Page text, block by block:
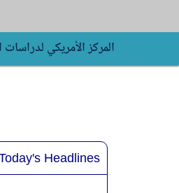
المركز الأمريكي لدراسات
Headlines